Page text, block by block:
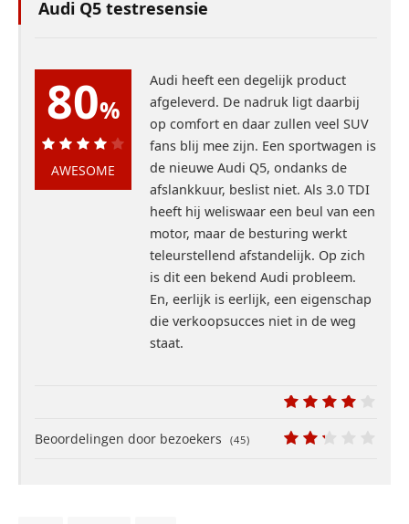
Audi Q5 testresensie
80%
80%
AWESOME
Audi heeft een degelijk product
afgeleverd. De nadruk ligt daarbij
op comfort en daar zullen veel SUV
fans blij mee zijn. Een sportwagen is
de nieuwe Audi Q5, ondanks de
afslankkuur, beslist niet. Als 3.0 TDI
heeft hij weliswaar een beul van een
motor, maar de besturing werkt
teleurstellend afstandelijk. Op zich
is dit een bekend Audi probleem.
En, eerlijk is eerlijk, een eigenschap
die verkoopsucces niet in de weg
staat.
Beoordelingen door bezoekers (45)